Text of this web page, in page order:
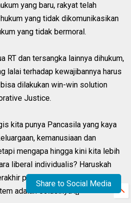
yang baru, rakyat telah
yang tidak dikomunikasikan
yang tidak bermoral.
RT dan tersangka lainnya dihukum,
lalai terhadap kewajibannya harus
dilakukan win-win solution
Justice.
kita punya Pancasila yang kaya
kemanusiaan dan
mengapa hingga kini kita lebih
liberal individualis? Haruskah
pada jeruji penjara? Maka
adalah solusinya .[]
Share to Social Media